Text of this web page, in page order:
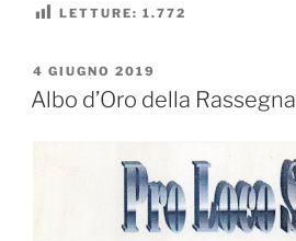
LETTURE: 1.772
PUBBLICATO
IL
4 GIUGNO 2019
Albo d’Oro della Rassegna